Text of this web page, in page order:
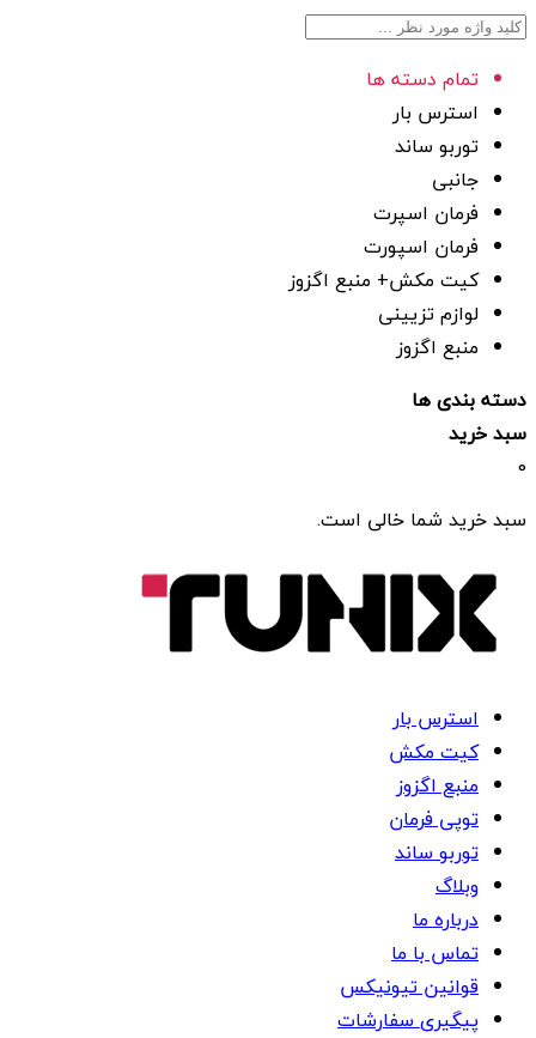
تمام دسته ها
استرس بار
توربو ساند
جانبی
فرمان اسپرت
فرمان اسپورت
کیت مکش+ منبع اگزوز
لوازم تزیینی
منبع اگزوز
دسته بندی ها
سبد خرید
0
سبد خرید شما خالی است.
استرس بار
کیت مکش
منبع اگزوز
توپی فرمان
توربو ساند
وبلاگ
درباره ما
تماس با ما
قوانین تیونیکس
پیگیری سفارشات